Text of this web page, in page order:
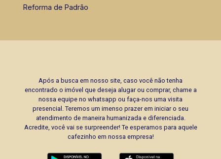
Reforma de Padrão
Após a busca em nosso site, caso você não tenha
encontrado o imóvel que deseja alugar ou comprar, chame a
nossa equipe no whatsapp ou faça-nos uma visita
presencial. Teremos um imenso prazer em iniciar o seu
atendimento de maneira humanizada e diferenciada.
Acredite, você vai se surpreender! Te esperamos para aquele
cafezinho em nossa empresa!